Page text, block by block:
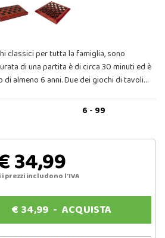
classici per tutta la famiglia, sono
di una partita è di circa 30 minuti ed è
almeno 6 anni. Due dei giochi di tavoli…
6 - 99
34,99
prezzi includono l'IVA
€ 34,99 -ACQUISTA